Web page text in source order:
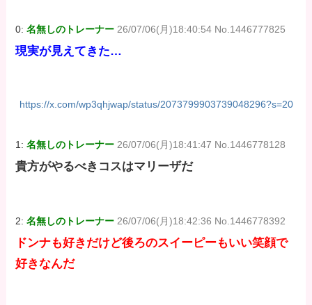
0:名無しのトレーナー 26/07/06(月)18:40:54 No.1446777825
現実が見えてきた…
https://x.com/wp3qhjwap/status/2073799903739048296?s=20
1:名無しのトレーナー 26/07/06(月)18:41:47 No.1446778128
貴方がやるべきコスはマリーザだ
2:名無しのトレーナー 26/07/06(月)18:42:36 No.1446778392
ドンナも好きだけど後ろのスイーピーもいい笑顔で
好きなんだ